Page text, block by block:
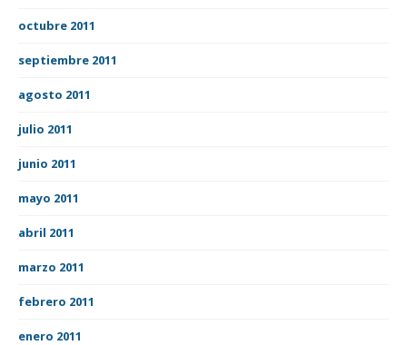
octubre 2011
septiembre 2011
agosto 2011
julio 2011
junio 2011
mayo 2011
abril 2011
marzo 2011
febrero 2011
enero 2011